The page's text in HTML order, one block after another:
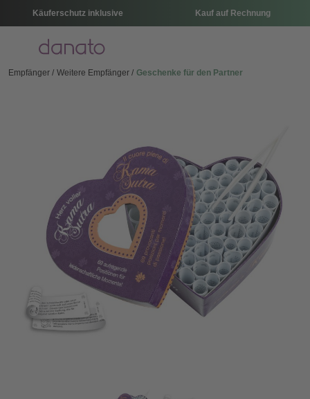
Käuferschutz inklusive Kauf auf Rechnung
Menü
Empfänger Weitere Empfänger Geschenke für den Partner